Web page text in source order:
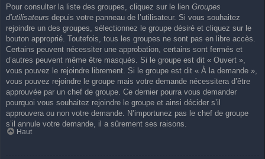
Pour consulter la liste des groupes, cliquez sur le lien Groupes
d’utilisateurs depuis votre panneau de l’utilisateur. Si vous souhaitez
rejoindre un des groupes, sélectionnez le groupe désiré et cliquez sur le
bouton approprié. Toutefois, tous les groupes ne sont pas en libre accès.
Certains peuvent nécessiter une approbation, certains sont fermés et
d’autres peuvent même être masqués. Si le groupe est dit « Ouvert »,
vous pouvez le rejoindre librement. Si le groupe est dit « À la demande »,
vous pouvez rejoindre le groupe mais votre demande nécessitera d’être
approuvée par un chef de groupe. Ce dernier pourra vous demander
pourquoi vous souhaitez rejoindre le groupe et ainsi décider s’il
approuvera ou non votre demande. N’importunez pas le chef de groupe
s’il annule votre demande, il a sûrement ses raisons.
Haut